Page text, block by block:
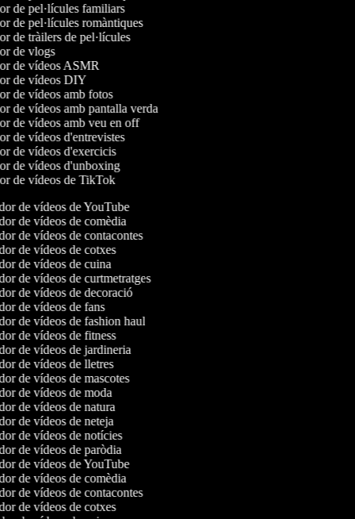
de pel·lícules familiars
de pel·lícules romàntiques
de tràilers de pel·lícules
de vlogs
de vídeos ASMR
de vídeos DIY
de vídeos amb fotos
de vídeos amb pantalla verda
de vídeos amb veu en off
de vídeos d'entrevistes
de vídeos d'exercicis
de vídeos d'unboxing
de vídeos de TikTok
de vídeos de YouTube
de vídeos de comèdia
de vídeos de contacontes
de vídeos de cotxes
de vídeos de cuina
de vídeos de curtmetratges
de vídeos de decoració
de vídeos de fans
de vídeos de fashion haul
de vídeos de fitness
de vídeos de jardineria
de vídeos de lletres
de vídeos de mascotes
de vídeos de moda
de vídeos de natura
de vídeos de neteja
de vídeos de notícies
de vídeos de paròdia
de vídeos de YouTube
de vídeos de comèdia
de vídeos de contacontes
de vídeos de cotxes